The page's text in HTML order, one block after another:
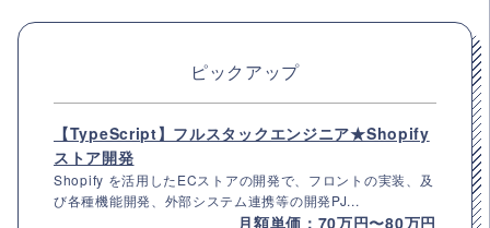
ピックアップ
【TypeScript】フルスタックエンジニア★Shopify
ストア開発
Shopify を活用したECストアの開発で、フロントの実装、及
び各種機能開発、外部システム連携等の開発PJ...
月額単価：70万円〜80万円